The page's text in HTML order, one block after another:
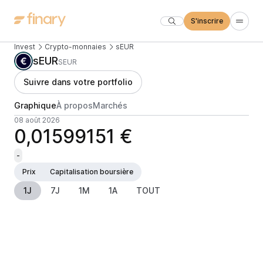
S'inscrire
Invest Crypto-monnaies sEUR
sEURSEUR
Suivre dans votre portfolio
GraphiqueÀ proposMarchés
08 août 2026
0,01599151 €
-
Prix
Capitalisation boursière
1J 7J 1M 1A TOUT